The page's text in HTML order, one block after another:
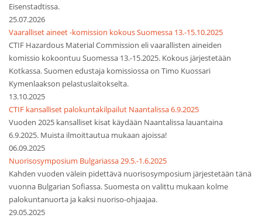
Eisenstadtissa.
25.07.2026
Vaaralliset aineet -komission kokous Suomessa 13.-15.10.2025
CTIF Hazardous Material Commission eli vaarallisten aineiden
komissio kokoontuu Suomessa 13.-15.2025. Kokous järjestetään
Kotkassa. Suomen edustaja komissiossa on Timo Kuossari
Kymenlaakson pelastuslaitokselta.
13.10.2025
CTIF kansalliset palokuntakilpailut Naantalissa 6.9.2025
Vuoden 2025 kansalliset kisat käydään Naantalissa lauantaina
6.9.2025. Muista ilmoittautua mukaan ajoissa!
06.09.2025
Nuorisosymposium Bulgariassa 29.5.-1.6.2025
Kahden vuoden välein pidettävä nuorisosymposium järjestetään tänä
vuonna Bulgarian Sofiassa. Suomesta on valittu mukaan kolme
palokuntanuorta ja kaksi nuoriso-ohjaajaa.
29.05.2025